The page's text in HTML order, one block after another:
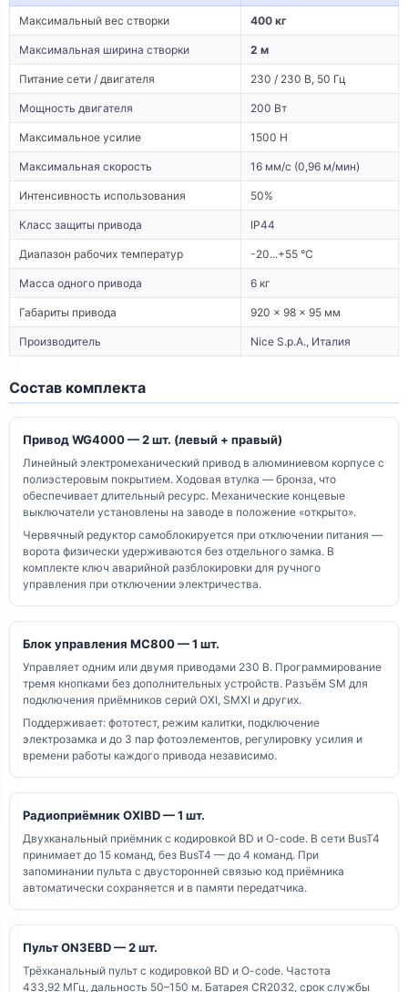
Максимальный вес створки 400 кг
Максимальная ширина створки 2 м
Питание сети / двигателя 230 / 230 В, 50 Гц
Мощность двигателя 200 Вт
Максимальное усилие 1500 Н
Максимальная скорость 16 мм/с (0,96 м/мин)
Интенсивность использования 50%
Класс защиты привода IP44
Диапазон рабочих температур -20...+55 °C
Масса одного привода 6 кг
Габариты привода 920 × 98 × 95 мм
Производитель Nice S.p.A., Италия
Состав комплекта
Привод WG4000 — 2 шт. (левый + правый)
Линейный электромеханический привод в алюминиевом корпусе с
полиэстеровым покрытием. Ходовая втулка — бронза, что
обеспечивает длительный ресурс. Механические концевые
выключатели установлены на заводе в положение «открыто».
Червячный редуктор самоблокируется при отключении питания —
ворота физически удерживаются без отдельного замка. В
комплекте ключ аварийной разблокировки для ручного
управления при отключении электричества.
Блок управления MC800 — 1 шт.
Управляет одним или двумя приводами 230 В. Программирование
тремя кнопками без дополнительных устройств. Разъём SM для
подключения приёмников серий OXI, SMXI и других.
Поддерживает: фототест, режим калитки, подключение
электрозамка и до 3 пар фотоэлементов, регулировку усилия и
времени работы каждого привода независимо.
Радиоприёмник OXIBD — 1 шт.
Двухканальный приёмник с кодировкой BD и O-code. В сети BusT4
принимает до 15 команд, без BusT4 — до 4 команд. При
запоминании пульта с двусторонней связью код приёмника
автоматически сохраняется и в памяти передатчика.
Пульт ON3EBD — 2 шт.
Трёхканальный пульт с кодировкой BD и O-code. Частота
433,92 МГц, дальность 50–150 м. Батарея CR2032, срок службы